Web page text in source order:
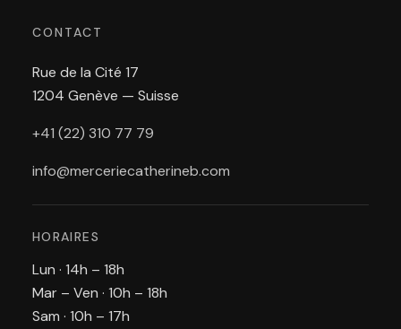
CONTACT
Rue de la Cité 17
1204 Genève — Suisse
+41 (22) 310 77 79
info@merceriecatherineb.com
HORAIRES
Lun · 14h – 18h
Mar – Ven · 10h – 18h
Sam · 10h – 17h